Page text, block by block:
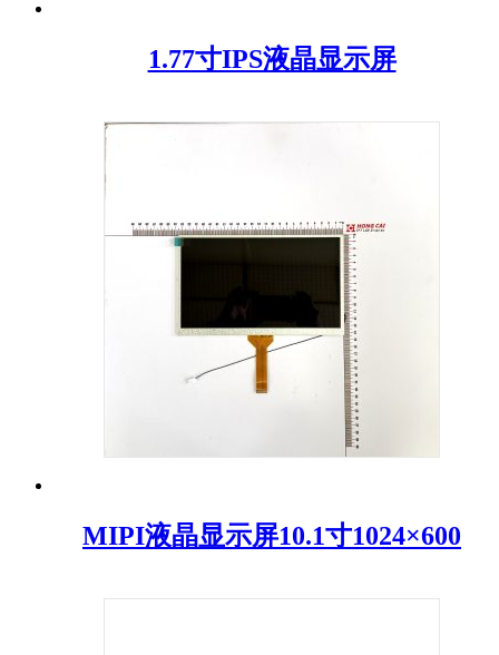
1.77寸IPS液晶显示屏
MIPI液晶显示屏10.1寸1024×600